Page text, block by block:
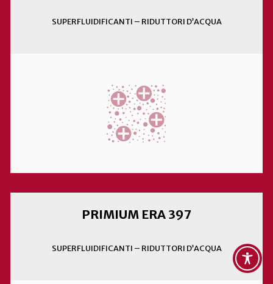
SUPERFLUIDIFICANTI – RIDUTTORI D’ACQUA
PRIMIUM ERA 397
SUPERFLUIDIFICANTI – RIDUTTORI D’ACQUA